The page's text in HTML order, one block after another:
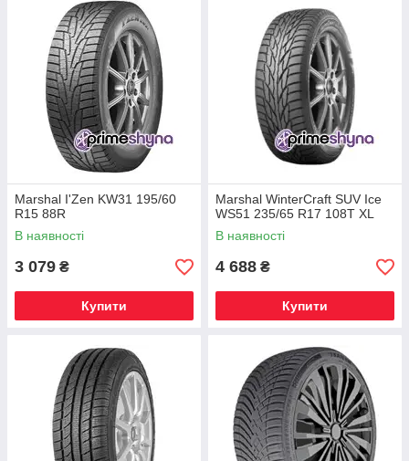
Marshal I'Zen KW31 195/60
R15 88R
В наявності
3 079 ₴
Купити
Marshal WinterCraft SUV Ice
WS51 235/65 R17 108T XL
В наявності
4 688 ₴
Купити